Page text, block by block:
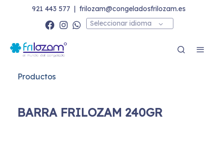
921 443 577 | frilozam@congeladosfrilozam.es
Seleccionar idioma
Productos
BARRA FRILOZAM 240GR